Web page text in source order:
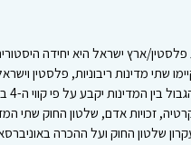
פלסטין/ארץ ישראל היא יחידה
שתי מדינות ריבוניות, פלסטין
2. דמוקרטיה, זכויות אדם, שלטון החוק
שלטון החוק ועל ההכרה